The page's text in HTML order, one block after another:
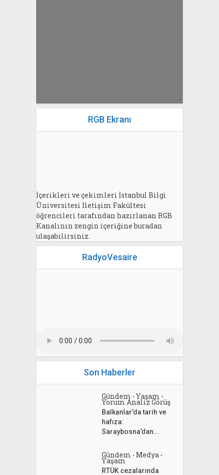
RGB Ekranı
İçerikleri ve çekimleri İstanbul Bilgi
Üniversitesi İletişim Fakültesi
öğrencileri tarafından hazırlanan RGB
Kanalının zengin içeriğine buradan
ulaşabilirsiniz.
RadyoVesaire
Son Haberler
Gündem • Yaşam •
Yorum Analiz Görüş
Balkanlar’da tarih ve
hafıza:
Saraybosna’dan...
Gündem • Medya •
Yaşam
RTÜK cezalarında